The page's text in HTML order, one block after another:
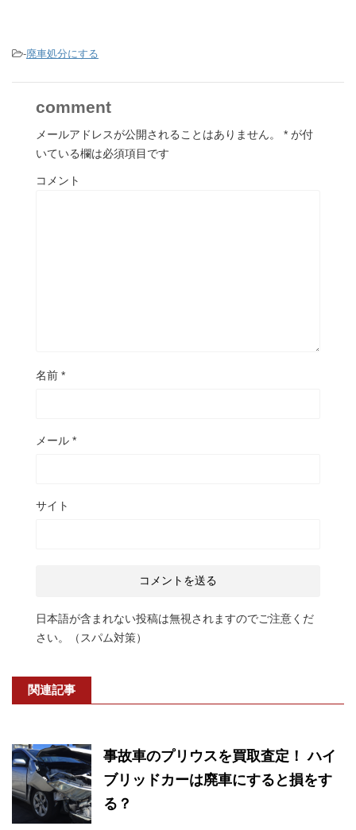
-廃車処分にする
comment
メールアドレスが公開されることはありません。 * が付
いている欄は必須項目です
コメント
名前 *
メール *
サイト
日本語が含まれない投稿は無視されますのでご注意くだ
さい。（スパム対策）
関連記事
事故車のプリウスを買取査定！ ハイ
ブリッドカーは廃車にすると損をす
る？